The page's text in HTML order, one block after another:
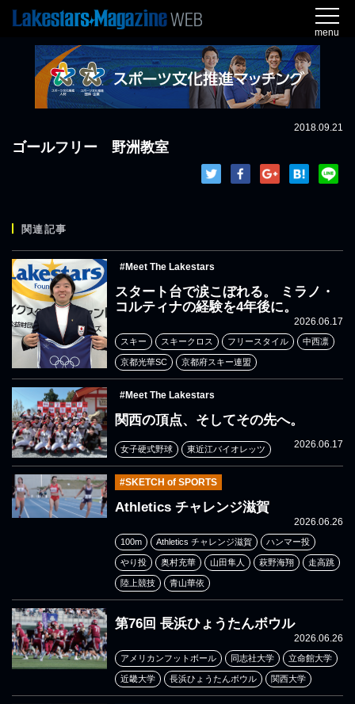
menu
2018.09.21
ゴールフリー 野洲教室
関連記事
#Meet The Lakestars
スタート台で涙こぼれる。 ミラノ・
コルティナの経験を4年後に。
2026.06.17
スキー スキークロス フリースタイル 中西凛
京都光華SC 京都府スキー連盟
#Meet The Lakestars
関西の頂点、そしてその先へ。
2026.06.17
女子硬式野球 東近江バイオレッツ
#SKETCH of SPORTS
Athletics チャレンジ滋賀
2026.06.26
100m Athletics チャレンジ滋賀 ハンマー投
やり投 奥村充華 山田隼人 萩野海翔 走高跳
陸上競技 青山華依
第76回 長浜ひょうたんボウル
2026.06.26
アメリカンフットボール 同志社大学 立命館大学
近畿大学 長浜ひょうたんボウル 関西大学